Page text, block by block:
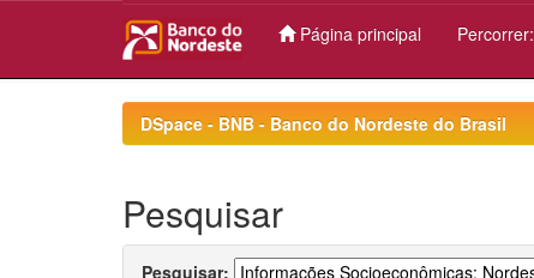
Página principal Percorrer:
DSpace - BNB - Banco do Nordeste do Brasil
Pesquisar
Pesquisar: